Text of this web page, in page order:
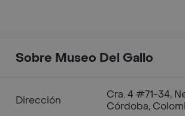
Sobre Museo Del Gallo
Dirección
Cra. 4 #71-34,
Córdoba,